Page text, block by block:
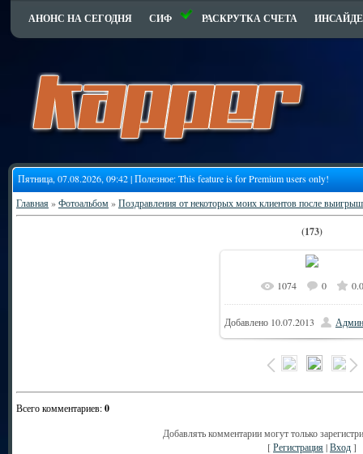
АНОНС НА СЕГОДНЯ СИФ РАСКРУТКА СЧЕТА
Пятница, 07.08.2026, 09:42 | Полезное:This feature is for Premium users only!
Главная»Фотоальбом»Поздравления от некоторых моих клиентов после
(173)
1074 0 0.0
Добавлено 10.07.2013
Всего комментариев:0
Добавлять комментарии могут только
[Регистрация|Вход]